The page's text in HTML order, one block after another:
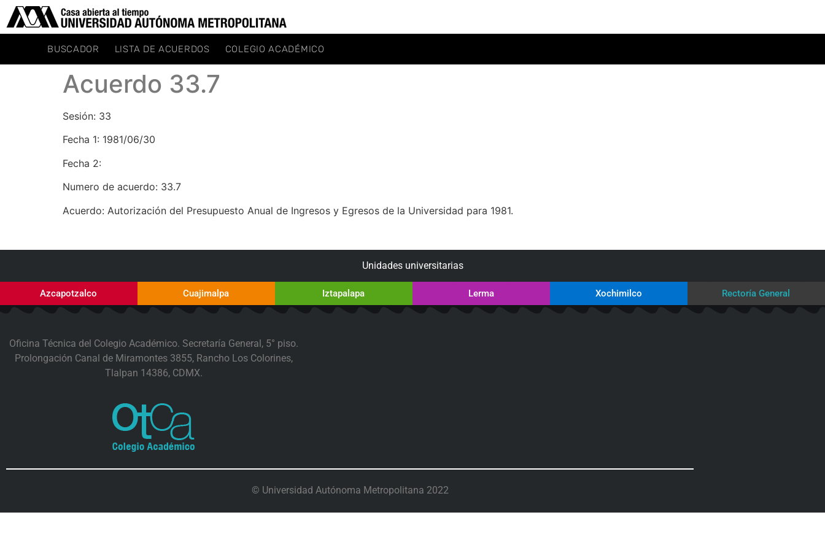
BUSCADOR LISTA DE ACUERDOS COLEGIO ACADÉMICO
Acuerdo 33.7
Sesión: 33
Fecha 1: 1981/06/30
Fecha 2:
Numero de acuerdo: 33.7
Acuerdo: Autorización del Presupuesto Anual de Ingresos y Egresos de la Universidad para 1981.
Unidades universitarias
Azcapotzalco Cuajimalpa Iztapalapa Lerma Xochimilco Rectoría General
Oficina Técnica del Colegio Académico. Secretaría General, 5° piso.
Prolongación Canal de Miramontes 3855, Rancho Los Colorines,
Tlalpan 14386, CDMX.
© Universidad Autónoma Metropolitana 2022